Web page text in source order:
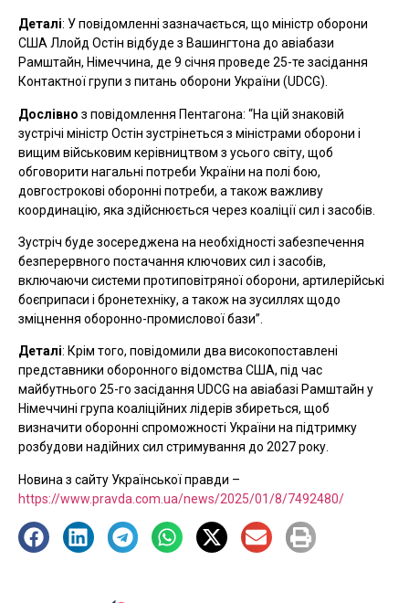
Деталі: У повідомленні зазначається, що міністр оборони
США Ллойд Остін відбуде з Вашингтона до авіабази
Рамштайн, Німеччина, де 9 січня проведе 25-те засідання
Контактної групи з питань оборони України (UDCG).
Дослівно з повідомлення Пентагона: “На цій знаковій
зустрічі міністр Остін зустрінеться з міністрами оборони і
вищим військовим керівництвом з усього світу, щоб
обговорити нагальні потреби України на полі бою,
довгострокові оборонні потреби, а також важливу
координацію, яка здійснюється через коаліції сил і засобів.
Зустріч буде зосереджена на необхідності забезпечення
безперервного постачання ключових сил і засобів,
включаючи системи протиповітряної оборони, артилерійські
боєприпаси і бронетехніку, а також на зусиллях щодо
зміцнення оборонно-промислової бази”.
Деталі: Крім того, повідомили два високопоставлені
представники оборонного відомства США, під час
майбутнього 25-го засідання UDCG на авіабазі Рамштайн у
Німеччині група коаліційних лідерів збиреться, щоб
визначити оборонні спроможності України на підтримку
розбудови надійних сил стримування до 2027 року.
Новина з сайту Української правди –
https://www.pravda.com.ua/news/2025/01/8/7492480/